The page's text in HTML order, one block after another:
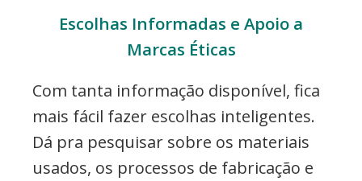
Escolhas Informadas e Apoio a
Marcas Éticas
Com tanta informação disponível, fica
mais fácil fazer escolhas inteligentes.
Dá pra pesquisar sobre os materiais
usados, os processos de fabricação e